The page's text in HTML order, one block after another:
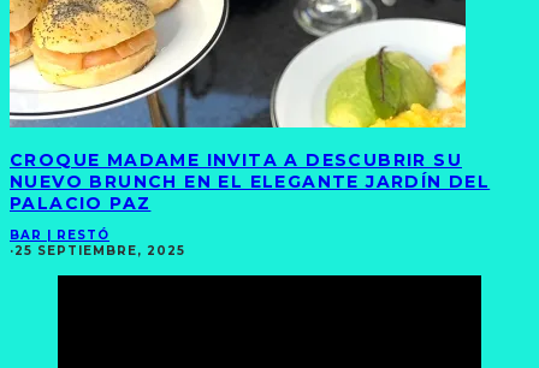
CROQUE MADAME INVITA A DESCUBRIR SU
NUEVO BRUNCH EN EL ELEGANTE JARDÍN DEL
PALACIO PAZ
BAR | RESTÓ
·25 SEPTIEMBRE, 2025